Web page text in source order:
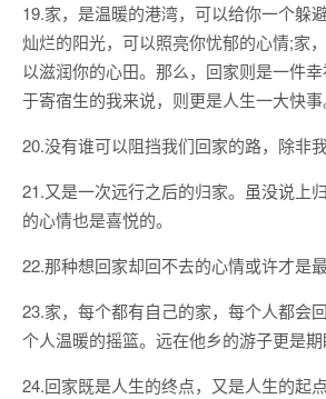
19.家，是温暖的港湾，可以给你一个躲
灿烂的阳光，可以照亮你忧郁的心情;家
以滋润你的心田。那么，回家则是一件
于寄宿生的我来说，则更是人生一大快事
20.没有谁可以阻挡我们回家的路，除非
21.又是一次远行之后的归家。虽没说上
的心情也是喜悦的。
22.那种想回家却回不去的心情或许才是最
23.家，每个都有自己的家，每个人都会
个人温暖的摇篮。远在他乡的游子更是期
24.回家既是人生的终点，又是人生的起